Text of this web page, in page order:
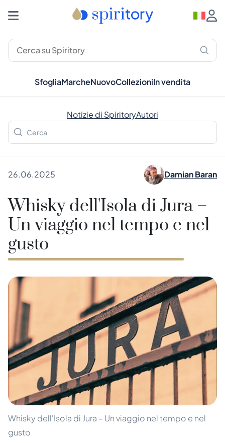
SfogliaMarcheNuovoCollezioniIn vendita
Notizie di SpiritoryAutori
26.06.2025 Damian Baran
Whisky dell'Isola di Jura –
Un viaggio nel tempo e nel
gusto
Whisky dell'Isola di Jura – Un viaggio nel tempo e nel
gusto